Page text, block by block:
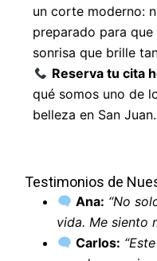
un corte moderno:
preparado para
sonrisa que brille
Reserva tu cita
qué somos uno de
belleza en San Juan.
Testimonios de
Ana: “No
vida. Me siento
Carlos: